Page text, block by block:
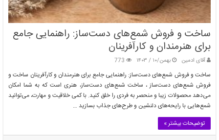
ساخت و فروش شمع‌های دست‌ساز: راهنمایی جامع
برای هنرمندان و کارآفرینان
آقای ادمین بهمن/۱۰ / ۱۴۰۳ 773
ساخت و فروش شمع‌های دست‌ساز: راهنمایی جامع برای هنرمندان و کارآفرینان ساخت و
فروش شمع‌های دست‌ساز ، ساخت شمع‌های دست‌ساز، هنری است که به شما امکان
می‌دهد محصولات زیبا و منحصر به فردی را خلق کنید. با کمی خلاقیت و مهارت، می‌توانید
شمع‌هایی با رایحه‌های دلنشین و طرح‌های جذاب بسازید …
توضیحات بیشتر »